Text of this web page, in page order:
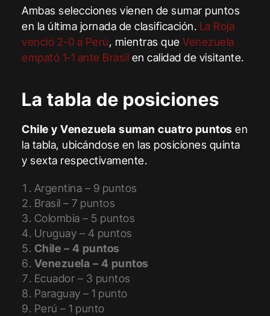
Ambas selecciones vienen de sumar puntos
en la última jornada de clasificación. La Roja
venció 2-0 a Perú, mientras queVenezuela
empató 1-1 ante Brasil en calidad de visitante.
La tabla de posiciones
Chile y Venezuela suman cuatro puntos en
la tabla, ubicándose en las posiciones quinta
y sexta respectivamente.
Argentina – 9 puntos
Brasil – 7 puntos
Colombia – 5 puntos
Uruguay – 4 puntos
Chile – 4 puntos
Venezuela – 4 puntos
Ecuador – 3 puntos
Paraguay – 1 punto
Perú – 1 punto